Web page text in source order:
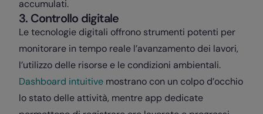
accumulati.
3. Controllo digitale
Le tecnologie digitali offrono strumenti potenti per
monitorare in tempo reale l’avanzamento dei lavori,
l’utilizzo delle risorse e le condizioni ambientali.
Dashboard intuitive mostrano con un colpo d’occhio
lo stato delle attività, mentre app dedicate